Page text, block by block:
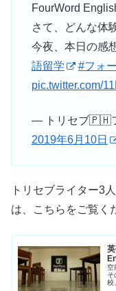
FourWord
さて、どんな体
今夜、本日の感
語留学
#フォ
pic.twitter.com/
— トリセブ🇵🇭
2019年6月10日
トリセブライター3
は、こちらをご覧く
空
そ
校